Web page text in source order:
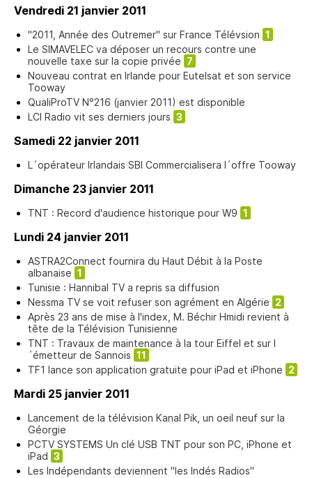
Vendredi 21 janvier 2011
"2011, Année des Outremer" sur France Télévsion 1
Le SIMAVELEC va déposer un recours contre une
nouvelle taxe sur la copie privée 7
Nouveau contrat en Irlande pour Eutelsat et son service
Tooway
QualiProTV N°216 (janvier 2011) est disponible
LCI Radio vit ses derniers jours 3
Samedi 22 janvier 2011
L´opérateur Irlandais SBI Commercialisera l´offre Tooway
Dimanche 23 janvier 2011
TNT : Record d'audience historique pour W9 1
Lundi 24 janvier 2011
ASTRA2Connect fournira du Haut Débit à la Poste
albanaise 1
Tunisie : Hannibal TV a repris sa diffusion
Nessma TV se voit refuser son agrément en Algérie 2
Après 23 ans de mise à l'index, M. Béchir Hmidi revient à
tête de la Télévision Tunisienne
TNT : Travaux de maintenance à la tour Eiffel et sur l
´émetteur de Sannois 11
TF1 lance son application gratuite pour iPad et iPhone 2
Mardi 25 janvier 2011
Lancement de la télévision Kanal Pik, un oeil neuf sur la
Géorgie
PCTV SYSTEMS Un clé USB TNT pour son PC, iPhone et
iPad 3
Les Indépendants deviennent "les Indés Radios"